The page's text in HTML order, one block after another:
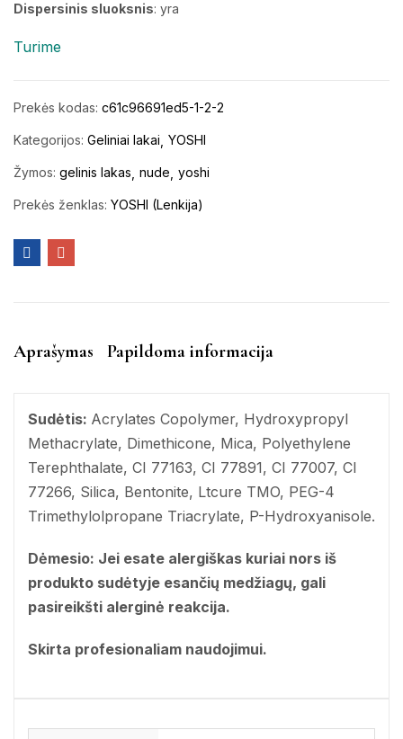
Dispersinis sluoksnis: yra
Turime
Prekės kodas: c61c96691ed5-1-2-2
Kategorijos: Geliniai lakai YOSHI
Žymos: gelinis lakas nude yoshi
Prekės ženklas: YOSHI (Lenkija)
Aprašymas Papildoma informacija
Sudėtis: Acrylates Copolymer, Hydroxypropyl
Methacrylate, Dimethicone, Mica, Polyethylene
Terephthalate, CI 77163, CI 77891, CI 77007, CI
77266, Silica, Bentonite, Ltcure TMO, PEG-4
Trimethylolpropane Triacrylate, P-Hydroxyanisole.
Dėmesio: Jei esate alergiškas kuriai nors iš
produkto sudėtyje esančių medžiagų, gali
pasireikšti alerginė reakcija.
Skirta profesionaliam naudojimui.